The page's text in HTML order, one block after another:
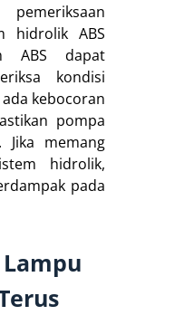
hidrolik ABS
ABS dapat
kondisi
kebocoran
pompa
Jika memang
hidrolik,
pada